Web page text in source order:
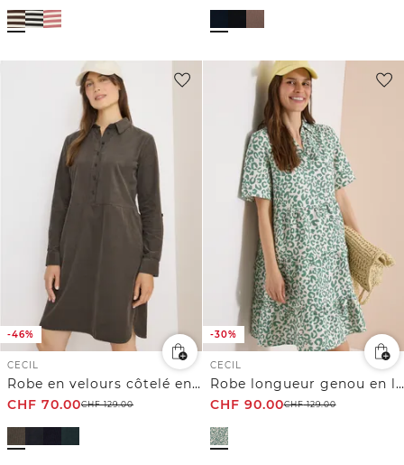
-46%
CECIL
Robe en velours côtelé en couleur unie
CHF 70.00CHF129.00
-30%
CECIL
Robe longueur genou en lin mélangé avec imprimé
CHF 90.00CHF129.00